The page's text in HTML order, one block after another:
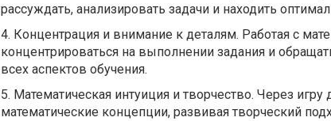
рассуждать, анализировать задачи и находить
4. Концентрация и внимание к деталям. Работая с
концентрироваться на выполнении задания и
всех аспектов обучения.
5. Математическая интуиция и творчество. Через
математические концепции, развивая творческий